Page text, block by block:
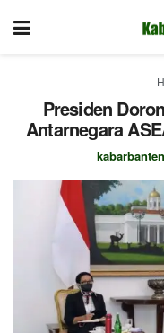
Presiden
Antarnegara